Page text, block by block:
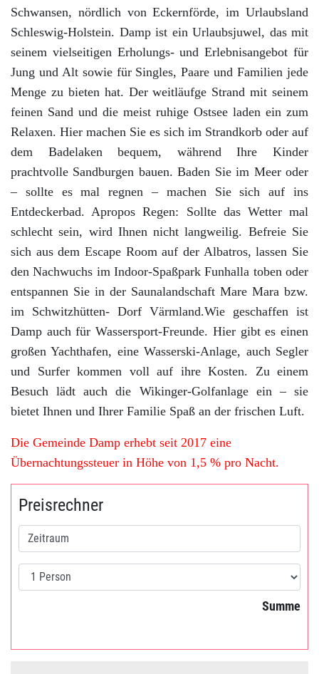
Schwansen, nördlich von Eckernförde, im Urlaubsland
Schleswig-Holstein. Damp ist ein Urlaubsjuwel, das mit
seinem vielseitigen Erholungs- und Erlebnisangebot für
Jung und Alt sowie für Singles, Paare und Familien jede
Menge zu bieten hat. Der weitläufge Strand mit seinem
feinen Sand und die meist ruhige Ostsee laden ein zum
Relaxen. Hier machen Sie es sich im Strandkorb oder auf
dem Badelaken bequem, während Ihre Kinder
prachtvolle Sandburgen bauen. Baden Sie im Meer oder
– sollte es mal regnen – machen Sie sich auf ins
Entdeckerbad. Apropos Regen: Sollte das Wetter mal
schlecht sein, wird Ihnen nicht langweilig. Befreie Sie
sich aus dem Escape Room auf der Albatros, lassen Sie
den Nachwuchs im Indoor-Spaßpark Funhalla toben oder
entspannen Sie in der Saunalandschaft Mare Mara bzw.
im Schwitzhütten- Dorf Värmland.Wie geschaffen ist
Damp auch für Wassersport-Freunde. Hier gibt es einen
großen Yachthafen, eine Wasserski-Anlage, auch Segler
und Surfer kommen voll auf ihre Kosten. Zu einem
Besuch lädt auch die Wikinger-Golfanlage ein – sie
bietet Ihnen und Ihrer Familie Spaß an der frischen Luft.
Die Gemeinde Damp erhebt seit 2017 eine
Übernachtungssteuer in Höhe von 1,5 % pro Nacht.
Preisrechner
Summe